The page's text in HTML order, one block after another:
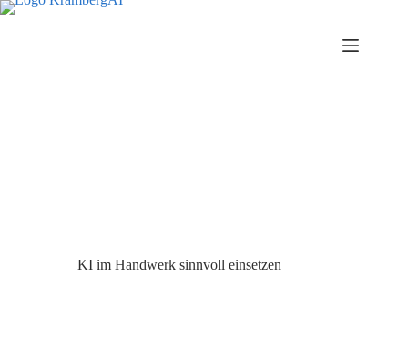
Zum
KI im Handwerk sinnvoll einsetzen